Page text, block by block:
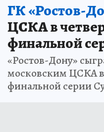
ГК «Ростов-
ЦСКА в
финальной
«Ростов-Дону»
московским ЦСКА в
финальной серии